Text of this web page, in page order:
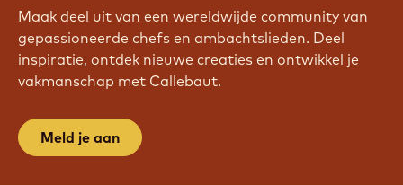
Maak deel uit van een wereldwijde community van
gepassioneerde chefs en ambachtslieden. Deel
inspiratie, ontdek nieuwe creaties en ontwikkel je
vakmanschap met Callebaut.
Meld je aan